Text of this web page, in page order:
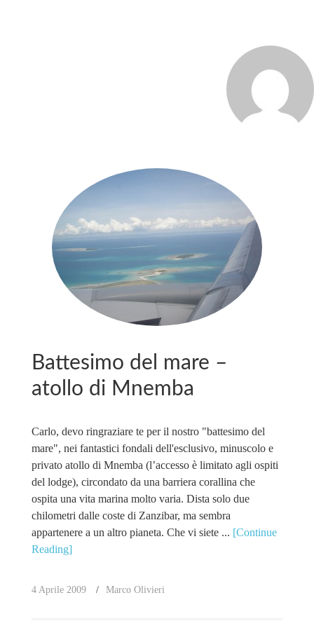
Battesimo del mare –
atollo di Mnemba
Carlo, devo ringraziare te per il nostro "battesimo del
mare", nei fantastici fondali dell'esclusivo, minuscolo e
privato atollo di Mnemba (l’accesso è limitato agli ospiti
del lodge), circondato da una barriera corallina che
ospita una vita marina molto varia. Dista solo due
chilometri dalle coste di Zanzibar, ma sembra
appartenere a un altro pianeta. Che vi siete ... [Continue
Reading]
4 Aprile 2009 Marco Olivieri